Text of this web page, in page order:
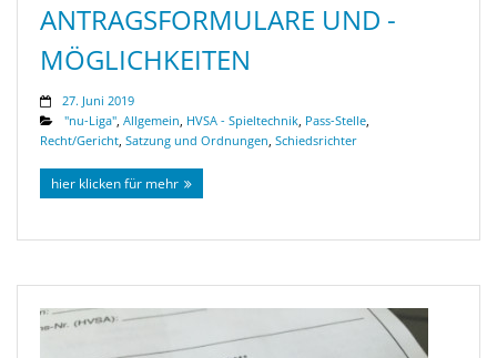
ANTRAGSFORMULARE UND -
MÖGLICHKEITEN
27. Juni 2019
"nu-Liga", Allgemein, HVSA - Spieltechnik, Pass-Stelle,
Recht/Gericht, Satzung und Ordnungen, Schiedsrichter
hier klicken für mehr